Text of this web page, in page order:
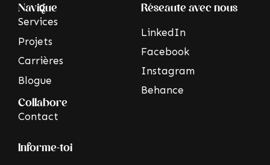
Navigue
Services
Projets
Carrières
Blogue
Collabore
Contact
Réseaute avec nous
LinkedIn
Facebook
Instagram
Behance
Informe-toi